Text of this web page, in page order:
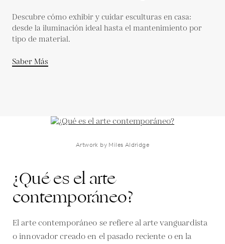
Descubre cómo exhibir y cuidar esculturas en casa:
desde la iluminación ideal hasta el mantenimiento por
tipo de material.
Saber Más
Artwork by Miles Aldridge
¿Qué es el arte
contemporáneo?
El arte contemporáneo se refiere al arte vanguardista
o innovador creado en el pasado reciente o en la